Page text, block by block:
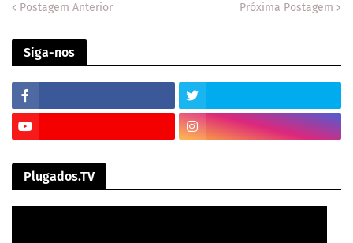
Postagem Anterior Próxima Postagem
Siga-nos
Plugados.TV